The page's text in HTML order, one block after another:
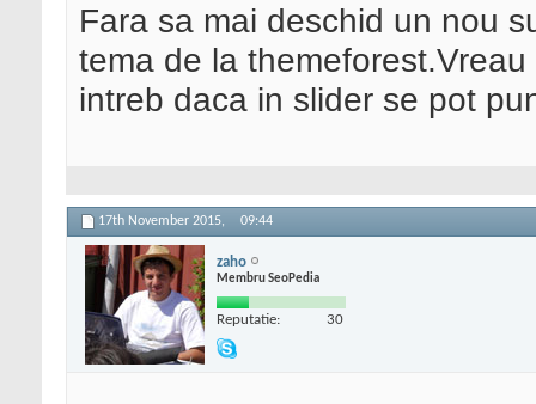
Fara sa mai deschid un nou
tema de la
intreb daca in slider se pot
17th November 2015, 09:44
zaho
Membru SeoPedia
Reputatie: 30